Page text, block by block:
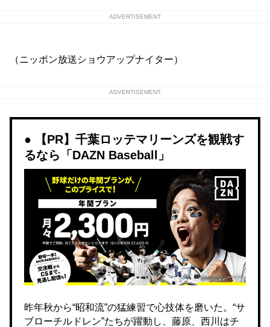
ADVERTISEMENT
（ニッポン放送ショウアップナイター）
ADVERTISEMENT
【PR】千葉ロッテマリーンズを観戦す
るなら「DAZN Baseball」
昨年秋から“昭和流”の猛練習で心技体を磨いた。“サ
ブローチルドレン”たちが躍動し、藤原、西川はチ